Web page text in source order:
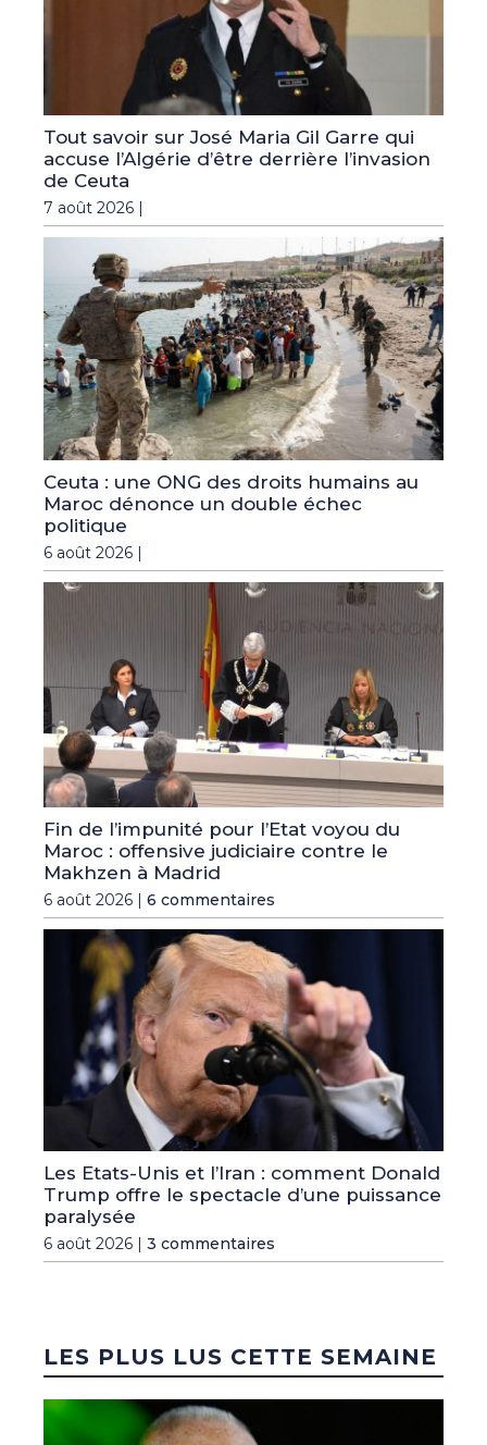
Tout savoir sur José Maria Gil Garre qui
accuse l’Algérie d’être derrière l’invasion
de Ceuta
7 août 2026 |
Ceuta : une ONG des droits humains au
Maroc dénonce un double échec
politique
6 août 2026 |
Fin de l’impunité pour l’Etat voyou du
Maroc : offensive judiciaire contre le
Makhzen à Madrid
6 août 2026 | 6 commentaires
Les Etats-Unis et l’Iran : comment Donald
Trump offre le spectacle d’une puissance
paralysée
6 août 2026 | 3 commentaires
LES PLUS LUS CETTE SEMAINE